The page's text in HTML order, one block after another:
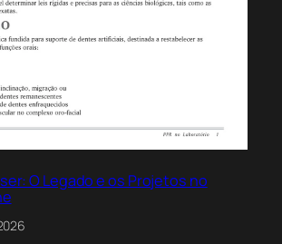
O Legado e os Projetos no